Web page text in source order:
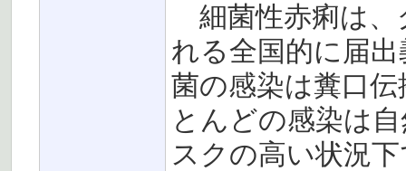
細菌性赤痢は、
れる全国的に届
菌の感染は糞口
とんどの感染は
スクの高い状況